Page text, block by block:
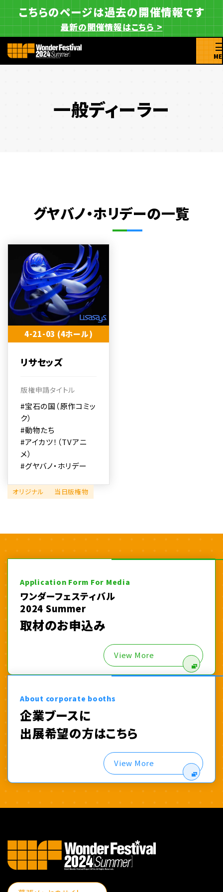
こちらのページは過去の開催情報です
最新の開催情報はこちら >
一般ディーラー
グヤバノ・ホリデーの一覧
4-21-03 (4ホール)
リサセッズ
版権申請タイトル
#宝石の国（原作コミッ
ク）
#動物たち
#アイカツ！（TVアニ
メ）
#グヤバノ・ホリデー
オリジナル 当日版権物
Application Form For Media
ワンダーフェスティバル
2024 Summer
取材のお申込み
View More
About corporate booths
企業ブースに
出展希望の方はこちら
View More